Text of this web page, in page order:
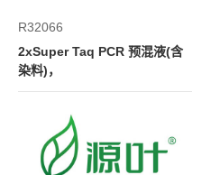
R32066
2xSuper Taq PCR 预混液(含
染料)，